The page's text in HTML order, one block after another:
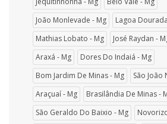
João Monlevade - Mg
Lagoa
Mathias Lobato - Mg
José Raydan -
Araxá - Mg
Dores Do Indaiá - Mg
Bom Jardim De Minas - Mg
São João
Araçuaí - Mg
Brasilândia De Minas -
São Geraldo Do Baixio - Mg